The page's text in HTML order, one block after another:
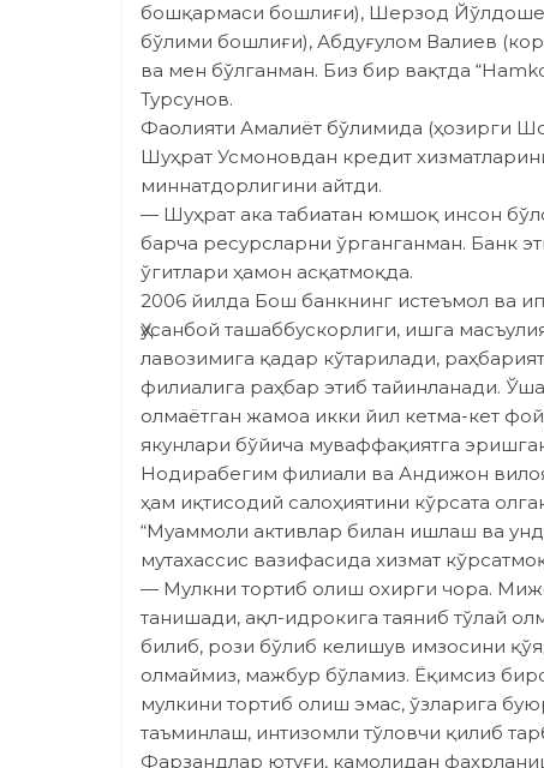
бошқармаси бошлиғи), Шерзод
бўлими бошлиғи), Абдуғулом Валиев
ва мен бўлганман. Биз бир вақтда
Турсунов.
Фаолияти Амалиёт бўлимида (ҳозирги
Шуҳрат Усмоновдан кредит
миннатдорлигини айтди.
— Шуҳрат ака табиатан юмшоқ инсон
барча ресурсларни ўрганганман. Банк
ўгитлари ҳамон асқатмоқда.
2006 йилда Бош банкнинг истеъмол ва
Ҳусанбой ташаббускорлиги, ишга
лавозимига қадар кўтарилади,
филиалига раҳбар этиб тайинланади.
олмаётган жамоа икки йил кетма-кет
якунлари бўйи­ча муваффақиятга
Нодирабегим филиали ва Андижон
ҳам иқтисодий салоҳиятини кўрсата
“Муаммоли активлар билан ишлаш ва
мутахассис вазифасида хизмат
— Мулкни тортиб олиш охирги чора.
танишади, ақл-идрокига таяниб тўлай
билиб, рози бўлиб келишув имзосини
олмаймиз, мажбур бўламиз. Ёқимсиз
мулкини тортиб олиш эмас, ўзларига
таъминлаш, интизомли тўловчи қилиб
Фарзандлар ютуғи, камолидан